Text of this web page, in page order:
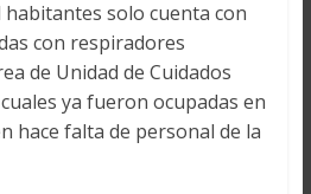
solo cuenta con
con respiradores
de Unidad de Cuidados
ya fueron ocupadas en
hace falta de personal de la